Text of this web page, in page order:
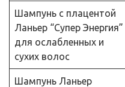
Шампунь с плацентой
Ланьер “Супер Энергия”
для ослабленных и
сухих волос
Шампунь Ланьер